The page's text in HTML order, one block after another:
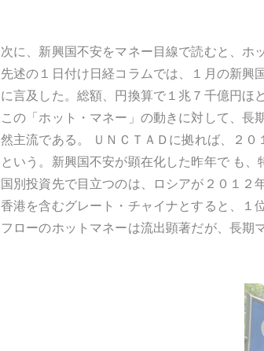
次に、新興国不安をマネー目線で読むと、ホ
先述の１日付け日経コラムでは、１月の新興
に言及した。総額、円換算で１兆７千億円ほ
この「ホット・マネー」の動きに対して、長
然主流である。 ＵＮＣＴＡＤに拠れば、２
という。新興国不安が顕在化した昨年で も
国別投資先で目立つのは、ロシアが２０１２
香港を含むグレート・チャイナとすると、１
フローのホットマネーは流出顕著だが、長期